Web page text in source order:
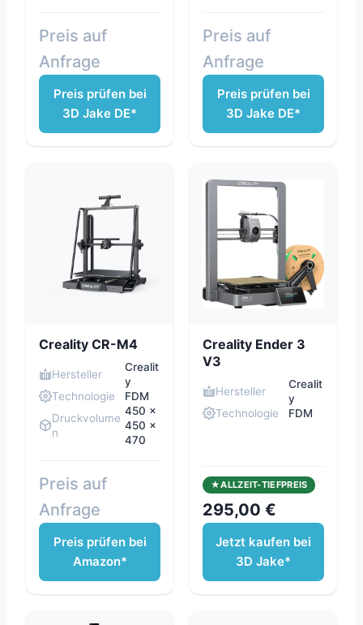
Preis auf
Anfrage
Preis prüfen bei
3D Jake DE*
Preis auf
Anfrage
Preis prüfen bei
3D Jake DE*
Creality CR-M4
Hersteller
Crealit
y
Technologie
FDM
Druckvolume
n
450 x
450 x
470
Preis auf
Anfrage
Preis prüfen bei
Amazon*
Creality Ender 3
V3
Hersteller
Crealit
y
Technologie
FDM
ALLZEIT-TIEFPREIS
295,00 €
Jetzt kaufen bei
3D Jake*